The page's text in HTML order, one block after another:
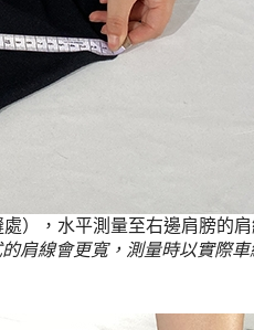
），水平測量至右邊肩膀的肩
肩線會更寬，測量時以實際車